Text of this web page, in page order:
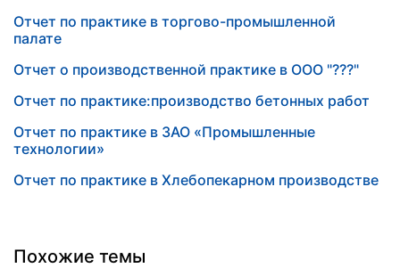
Отчет по практике в торгово-промышленной
палате
Отчет о производственной практике в ООО "???"
Отчет по практике:производство бетонных работ
Отчет по практике в ЗАО «Промышленные
технологии»
Отчет по практике в Хлебопекарном производстве
Похожие темы